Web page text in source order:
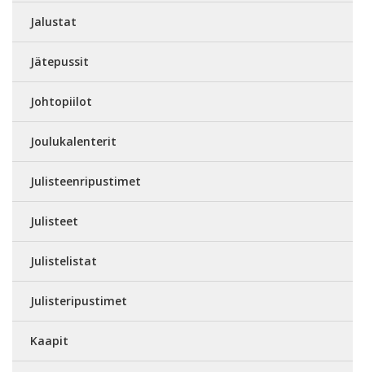
Jalustat
Jätepussit
Johtopiilot
Joulukalenterit
Julisteenripustimet
Julisteet
Julistelistat
Julisteripustimet
Kaapit